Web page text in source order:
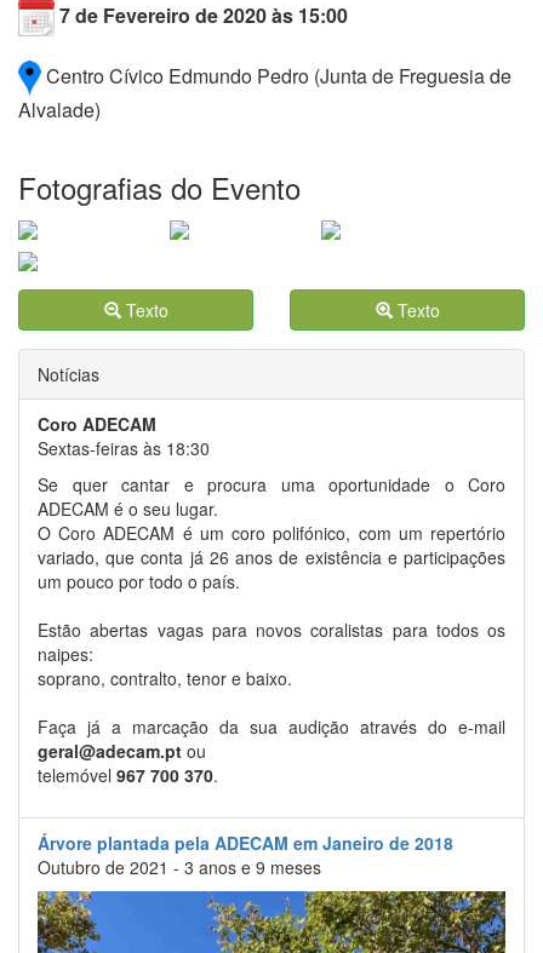
7 de Fevereiro de 2020 às 15:00
Centro Cívico Edmundo Pedro (Junta de Freguesia de
Alvalade)
Fotografias do Evento
Texto Texto
Notícias
Coro ADECAM
Sextas-feiras às 18:30
Se quer cantar e procura uma oportunidade o Coro
ADECAM é o seu lugar.
O Coro ADECAM é um coro polifónico, com um repertório
variado, que conta já 26 anos de existência e participações
um pouco por todo o país.
Estão abertas vagas para novos coralistas para todos os
naipes:
soprano, contralto, tenor e baixo.
Faça já a marcação da sua audição através do e-mail
geral@adecam.pt ou
telemóvel 967 700 370.
Árvore plantada pela ADECAM em Janeiro de 2018
Outubro de 2021 - 3 anos e 9 meses